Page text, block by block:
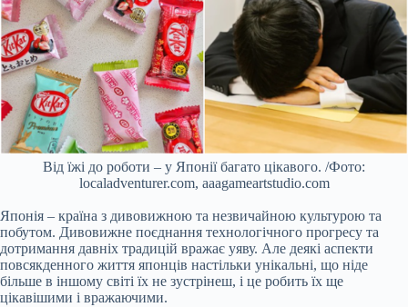
Від їжі до роботи – у Японії багато цікавого. /Фото:
localadventurer.com, aaagameartstudio.com
Японія – країна з дивовижною та незвичайною культурою та
побутом. Дивовижне поєднання технологічного прогресу та
дотримання давніх традицій вражає уяву. Але деякі аспекти
повсякденного життя японців настільки унікальні, що ніде
більше в іншому світі їх не зустрінеш, і це робить їх ще
цікавішими і вражаючими.